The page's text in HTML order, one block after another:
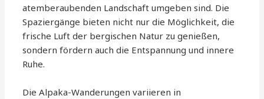
atemberaubenden Landschaft umgeben sind. Die
Spaziergänge bieten nicht nur die Möglichkeit, die
frische Luft der bergischen Natur zu genießen,
sondern fördern auch die Entspannung und innere
Ruhe.
Die Alpaka-Wanderungen variieren in